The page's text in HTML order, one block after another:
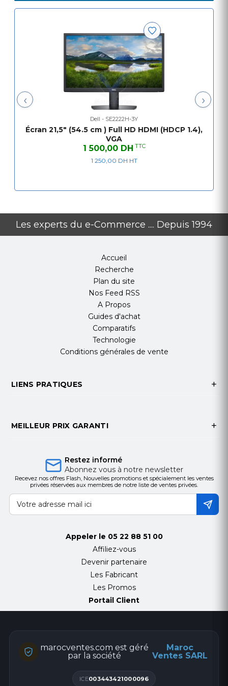
4.921 cm - hauteur : 29.538 cm
Contenu de l'emballage 1 x câble HDMI,
Couvercle à vis VESA, base de support, colonne
Courbure de l'écran Plat
‹ ›
Dell - SE2222H-3Y
Écran 21,5" (54.5 cm ) Full HD HDMI (HDCP 1.4),
VGA
1 500,00 DH TTC
1 250,00 DH HT
Les experts du e-Commerce .... Depuis 1994
Accueil
Recherche
Plan du site
Nos Feed RSS
A Propos
Guides d'achat
Comparatifs
Technologie
Conditions générales de vente
LIENS PRATIQUES
MEILLEUR PRIX GARANTI
Restez informé
Abonnez vous à notre newsletter
Recevez nos offres Flash, Nouvelles promotions et spécialement les ventes
privées réservées aux membres de notre liste de ventes privées.
Appeler le 05 22 88 51 00
Affiliez-vous
Devenir partenaire
Les Fabricant
Les Promos
Portail Client
marocventes.com est géré
par la société
Maroc
Ventes SARL
ICE003443421000096